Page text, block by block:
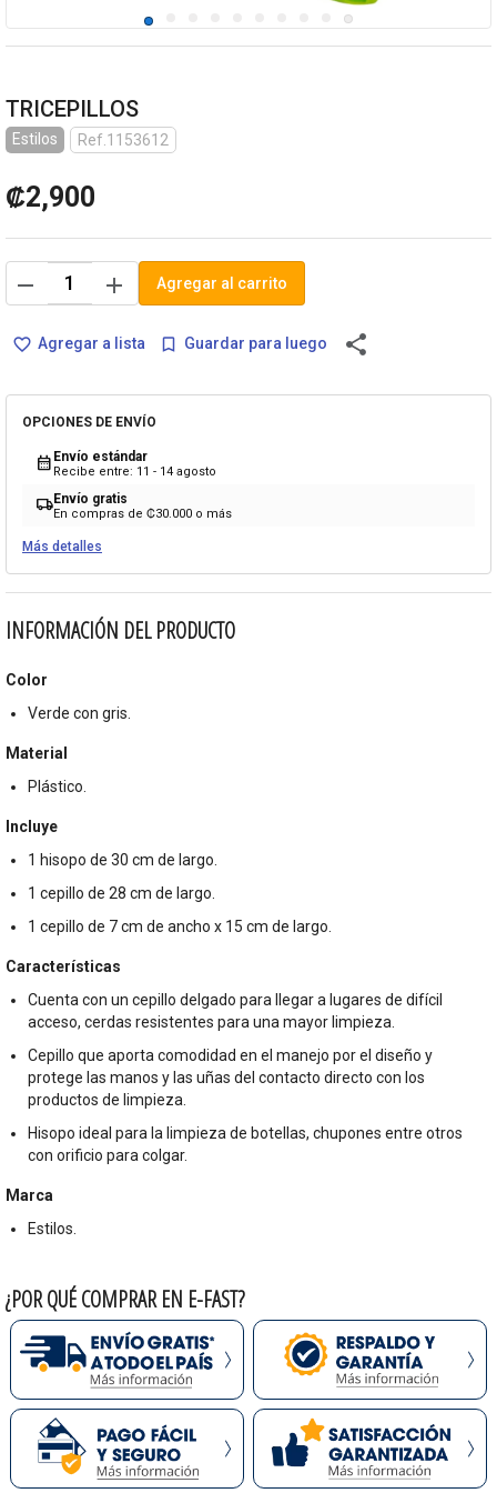
TRICEPILLOS
Estilos Ref.1153612
₡2,900
remove add Agregar al carrito
favorite_border Agregar a lista bookmark_border Guardar para luego share
OPCIONES DE ENVÍO
calendar_month Envío estándar
Recibe entre: 11 - 14 agosto
local_shippingEnvío gratis
En compras de ₡30.000 o más
Más detalles
INFORMACIÓN DEL PRODUCTO
Color
Verde con gris.
Material
Plástico.
Incluye
1 hisopo de 30 cm de largo.
1 cepillo de 28 cm de largo.
1 cepillo de 7 cm de ancho x 15 cm de largo.
Características
Cuenta con un cepillo delgado para llegar a lugares de difícil
acceso, cerdas resistentes para una mayor limpieza.
Cepillo que aporta comodidad en el manejo por el diseño y
protege las manos y las uñas del contacto directo con los
productos de limpieza.
Hisopo ideal para la limpieza de botellas, chupones entre otros
con orificio para colgar.
Marca
Estilos.
¿POR QUÉ COMPRAR EN E-FAST?